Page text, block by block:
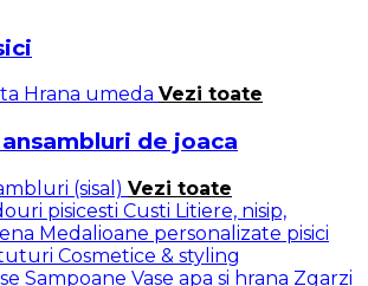
Hrana umeda Vezi toate
de joaca
(sisal) Vezi toate
pisicesti Custi Litiere, nisip,
Medalioane personalizate pisici
Cosmetice & styling
Sampoane Vase apa si hrana Zgarzi